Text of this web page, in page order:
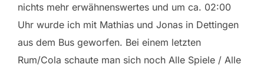
nichts mehr erwähnenswertes und um ca. 02:00
Uhr wurde ich mit Mathias und Jonas in Dettingen
aus dem Bus geworfen. Bei einem letzten
Rum/Cola schaute man sich noch Alle Spiele / Alle